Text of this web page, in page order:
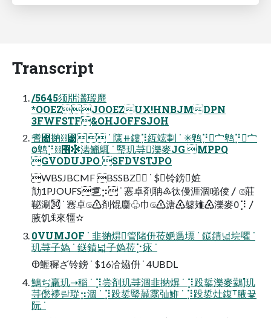
Transcript
/5645须㸞灇瑖爢
*OOEZJOOEZUX!HNBJMDPN
3FWFSTF&OHJOFFSJOH
㖈Ꟛ㨥⛓⵹ ˙ 䧮⧺鏤⡹䊺竤剚 ˙ ✳鹎⡙⼧鹎⡙⼧
Ⱉ鹎⡙⛓꟦✽湱鱲䳖 ˙ 㻨玑䒭濼麥JG MPPQ
GVODUJPO SFDVSTJPO
WBSJBCMF BSSBZ ˙ $铃鎊㛇
劥1PJOUFS乽⡲ ˙ 㥶卓剤聃♶㣖僈涯涸㖒倰〳⟃莊
䩛涮㉏ ˙ 㥶卓⟃♳剤馄麕♧⼱⟃♳溏♶䥢䧴♶濼麥⡹〳
腋饥ꐫ來㹔✫
0VUMJOF ˙ ⾲㨥焺管陼㐼莅㛂遤墂 ˙ 鎹䥊넓垸㘗 ˙
玑䒭⼦媯 ˙ 鎹䥊넓⼦媯莅⡑㽷 ˙
ⴲ䱳穉ざ铃鎊 ˙ $16冾㶸㐼 ˙ 4UBDL
鷠ぢ䊨玑➝稲 ˙ ⡹尝剤玑䒭涸⾲㨥焺 ˙ ⡹䟝銴濼麥鸏⦐玑
䒭僽䙦랃㻜⡲涸 ˙ ⡹䟝銴㻨麉䨡㢫䱦 ˙ ⡹䟝銴灶鍑⸆腋뀿
阮 ˙